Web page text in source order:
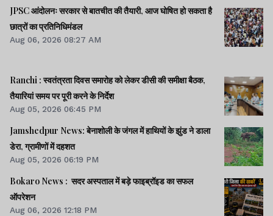
JPSC आंदोलनः सरकार से बातचीत की तैयारी, आज घोषित हो सकता है
छात्रों का प्रतिनिधिमंडल
Aug 06, 2026 08:27 AM
Ranchi : स्वतंत्रता दिवस समारोह को लेकर डीसी की समीक्षा बैठक,
तैयारियां समय पर पूरी करने के निर्देश
Aug 05, 2026 06:45 PM
Jamshedpur News: बेनाशोली के जंगल में हाथियों के झुंड ने डाला
डेरा, ग्रामीणों में दहशत
Aug 05, 2026 06:19 PM
Bokaro News : सदर अस्पताल में बड़े फाइब्रॉइड का सफल
ऑपरेशन
Aug 06, 2026 12:18 PM